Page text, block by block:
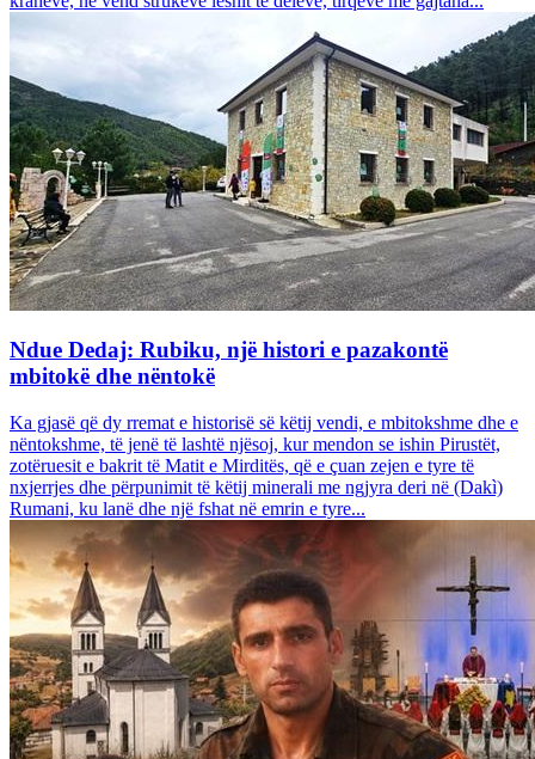
Ndue Dedaj: Rubiku, një histori e pazakontë
mbitokë dhe nëntokë
Ka gjasë që dy rremat e historisë së këtij vendi, e mbitokshme dhe e
nëntokshme, të jenë të lashtë njësoj, kur mendon se ishin Pirustët,
zotëruesit e bakrit të Matit e Mirditës, që e çuan zejen e tyre të
nxjerrjes dhe përpunimit të këtij minerali me ngjyra deri në (Dakì)
Rumani, ku lanë dhe një fshat në emrin e tyre...